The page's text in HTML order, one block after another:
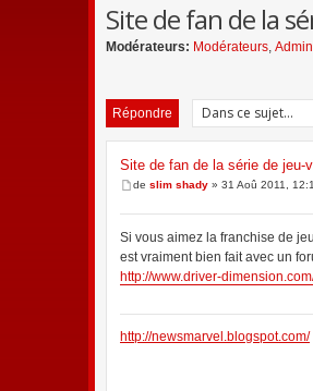
Site de fan de la
Modérateurs: Modérateurs,
Répondre
Site de fan de la série de jeu-
de slim shady » 31 Aoû 2011,
Si vous aimez la franchise de
est vraiment bien fait avec un
http://www.driver-
http://newsmarvel.blogspot.com/